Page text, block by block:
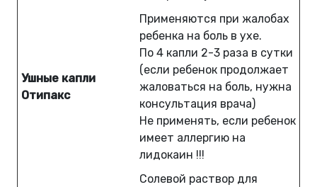
Ушные капли
Отипакс
Применяются при жалобах
ребенка на боль в ухе.
По 4 капли 2-3 раза в сутки
(если ребенок продолжает
жаловаться на боль, нужна
консультация врача)
Не применять, если ребенок
имеет аллергию на
лидокаин !!!
Солевой раствор для